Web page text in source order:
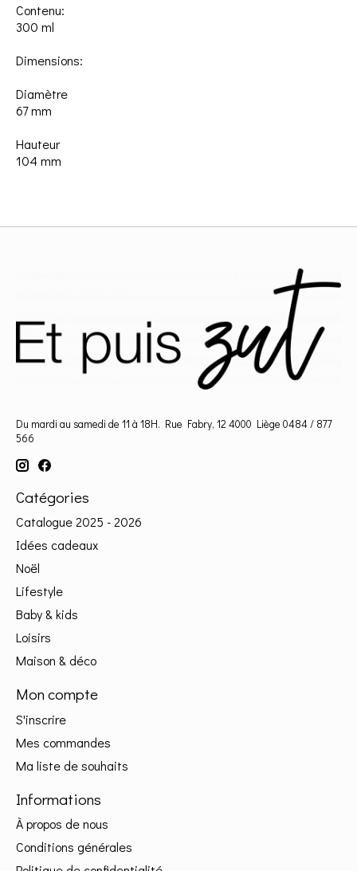
Contenu:
300 ml
Dimensions:
Diamètre
67 mm
Hauteur
104 mm
Du mardi au samedi de 11 à 18H. Rue Fabry, 12 4000 Liège 0484 / 877
566
Catégories
Catalogue 2025 - 2026
Idées cadeaux
Noël
Lifestyle
Baby & kids
Loisirs
Maison & déco
Mon compte
S'inscrire
Mes commandes
Ma liste de souhaits
Informations
À propos de nous
Conditions générales